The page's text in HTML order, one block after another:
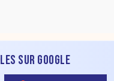
SUR GOOGLE